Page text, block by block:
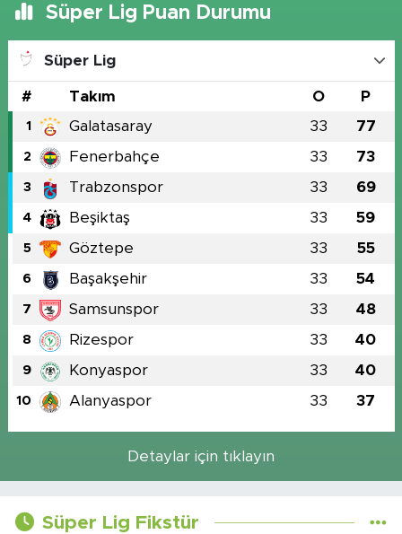
Süper Lig Puan Durumu
Süper Lig
# Takım O P
1 Galatasaray 33 77
2 Fenerbahçe 33 73
3 Trabzonspor 33 69
4 Beşiktaş 33 59
5 Göztepe 33 55
6 Başakşehir 33 54
7 Samsunspor 33 48
8 Rizespor 33 40
9 Konyaspor 33 40
10 Alanyaspor 33 37
Detaylar için tıklayın
Süper Lig Fikstür